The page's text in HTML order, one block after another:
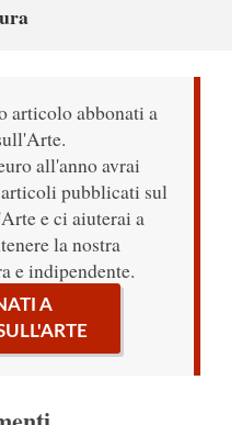
articolo abbonati a
all'anno avrai
pubblicati sul
e ci aiuterai a
la nostra
e indipendente.
A